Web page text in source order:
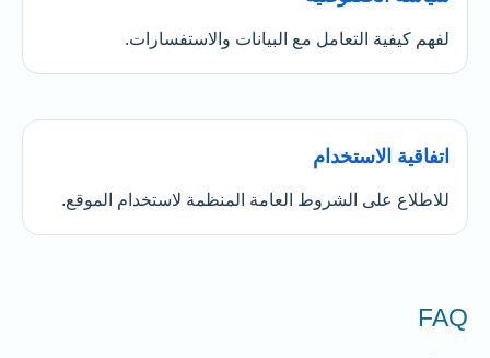
لفهم كيفية التعامل مع البيانات والاستفسارات.
اتفاقية الاستخدام
للاطلاع على الشروط العامة المنظمة لاستخدام الموقع.
FAQ